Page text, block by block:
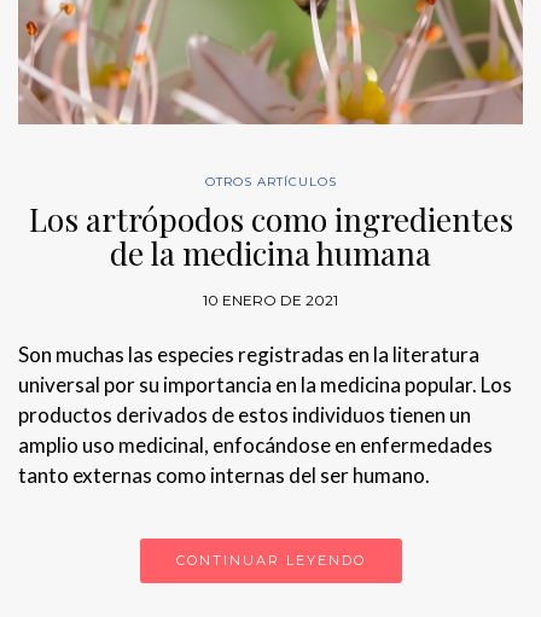
OTROS ARTÍCULOS
Los artrópodos como ingredientes
de la medicina humana
10 ENERO DE 2021
Son muchas las especies registradas en la literatura
universal por su importancia en la medicina popular. Los
productos derivados de estos individuos tienen un
amplio uso medicinal, enfocándose en enfermedades
tanto externas como internas del ser humano.
CONTINUAR LEYENDO